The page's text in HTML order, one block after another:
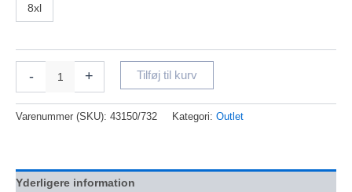
8xl
- + Tilføj til kurv
Varenummer (SKU): 43150/732 Kategori: Outlet
Yderligere information